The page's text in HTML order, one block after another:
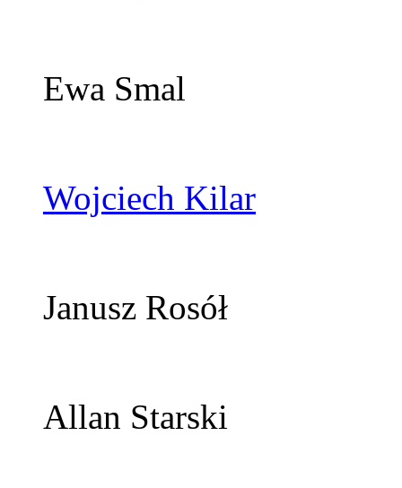
Ewa Smal
Wojciech Kilar
Janusz Rosół
Allan Starski